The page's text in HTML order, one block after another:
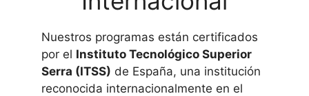
Nuestros programas están certificados
por el Instituto Tecnológico Superior
Serra (ITSS) de España, una institución
reconocida internacionalmente en el